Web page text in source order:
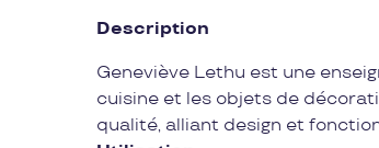
Description
Geneviève Lethu est une
cuisine et les objets de
qualité, alliant design et